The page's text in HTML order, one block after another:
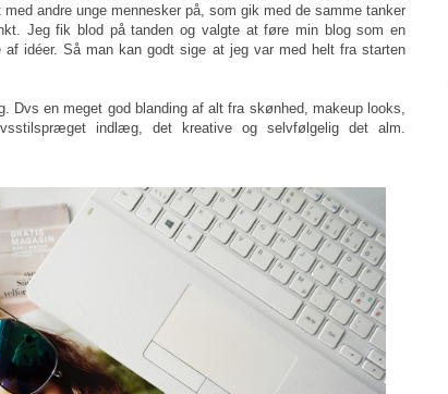
andre unge mennesker på, som gik med de samme tanker
Jeg fik blod på tanden og valgte at føre min blog som en
idéer. Så man kan godt sige at jeg var med helt fra starten
Dvs en meget god blanding af alt fra skønhed, makeup looks,
indlæg, det kreative og selvfølgelig det alm.